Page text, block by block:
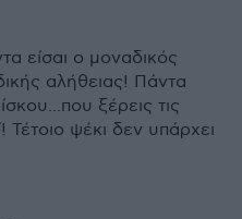
είσαι ο μοναδικός
αλήθειας! Πάντα
ξέρεις τις
Τέτοιο ψέκι δεν υπάρχει